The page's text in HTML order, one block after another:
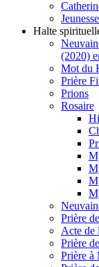
Halte
(2020)
Mot du
Prière
Prions
Rosaire
Prière
Acte de
Prière
Prière à